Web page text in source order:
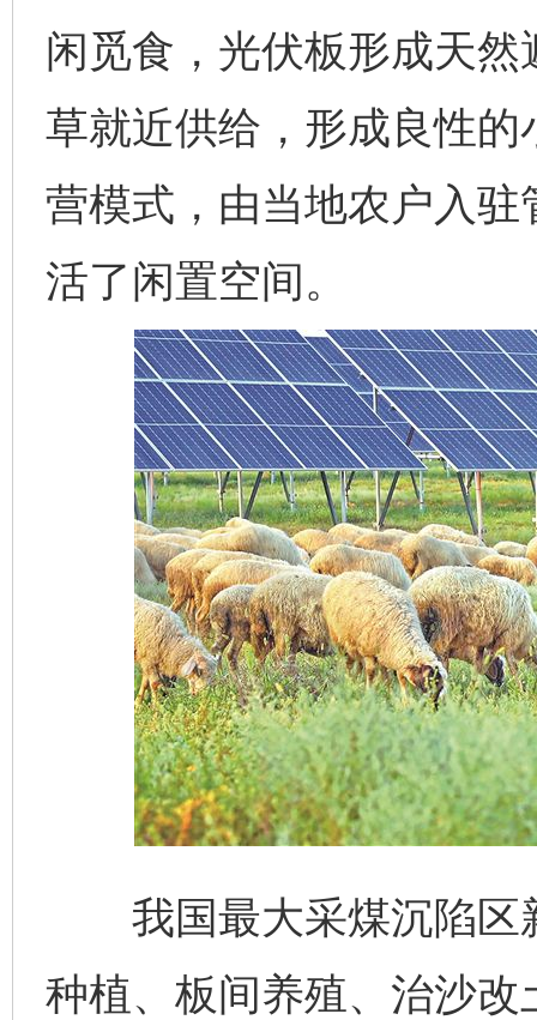
闲觅食，光伏板形成天
草就近供给，形成良性
营模式，由当地农户入
活了闲置空间。
我国最大采煤沉陷区
种植、板间养殖、治沙改